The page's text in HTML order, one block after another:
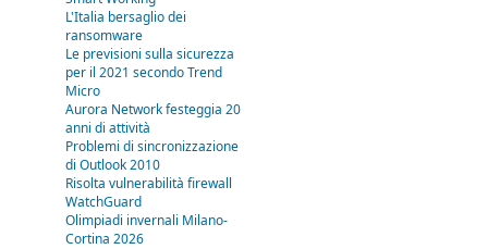
L'Italia bersaglio dei
ransomware
Le previsioni sulla sicurezza
per il 2021 secondo Trend
Micro
Aurora Network festeggia 20
anni di attività
Problemi di sincronizzazione
di Outlook 2010
Risolta vulnerabilità firewall
WatchGuard
Olimpiadi invernali Milano-
Cortina 2026